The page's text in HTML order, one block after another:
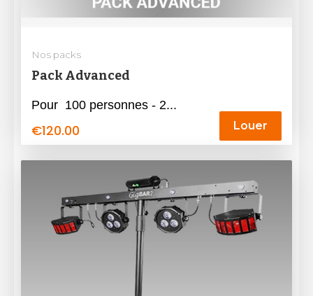
Nos packs
Pack Advanced
Pour 100 personnes - 2...
€120.00 Louer